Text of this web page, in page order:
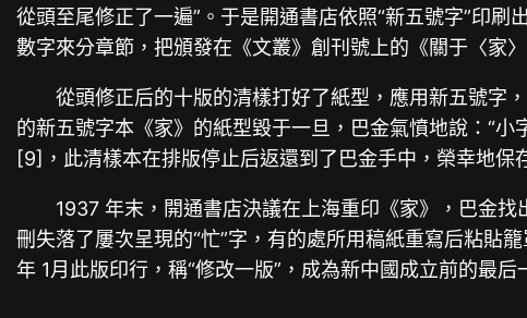
從頭至尾修正了一遍”。于是開通書店依照“新五號字”印
數字來分章節，把頒發在《文叢》創刊號上的《關于〈
從頭修正后的十版的清樣打好了紙型，應用新五號字
的新五號字本《家》的紙型毀于一旦，巴金氣憤地說：“
[9]，此清樣本在排版停止后返還到了巴金手中，榮幸地保
1937 年末，開通書店決議在上海重印《家》，巴金
刪失落了屢次呈現的“忙”字，有的處所用稿紙重寫后粘貼
年 1月此版印行，稱“修改一版”，成為新中國成立前的最后